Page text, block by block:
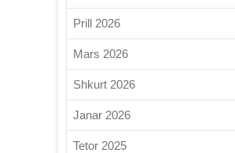
Prill 2026
Mars 2026
Shkurt 2026
Janar 2026
Tetor 2025